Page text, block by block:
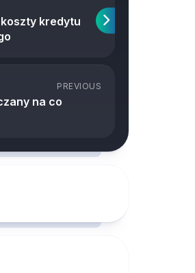
kredytu
PREVIOUS
na co